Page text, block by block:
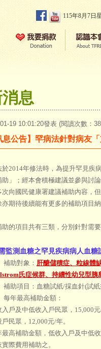
115年8月7日
息
19 10:01:20發表 (閱讀次數：
息公告】罕病法針對病友
於2014年修法時，為提升罕見疾
助」；經本會積極建議並參與討
次向國民健康署建議補助內容，
期待後續能有更多的補助項目納
助的項目共有三類，分別針對需
監測血糖之罕見疾病病人血糖
補助對象： 肝醣儲積症、粒線體
氏症候群、持續性幼兒型胰
補助項目：血糖試紙/採血針(試
每年最高補助金額：
入戶及中低收入戶民眾，15,000元/
戶民眾，12,000元/年。
最高補助金額，低收入戶及中低
際費用補助之。